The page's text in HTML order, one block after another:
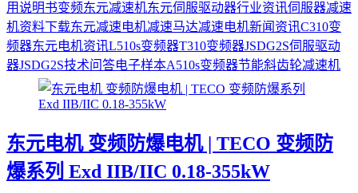
用说明书变频东元减速机东元伺服驱动器行业资讯伺服器减速
机资料下载东元减速电机减速马达减速电机新闻资讯C310变
频器东元电机资讯L510s变频器T310变频器JSDG2S伺服驱动
器JSDG2S技术问答电子样本A510s变频器节能斜齿轮减速机
东元电机 变频防爆电机 | TECO 变频防
爆系列 Exd IIB/IIC 0.18-355kW